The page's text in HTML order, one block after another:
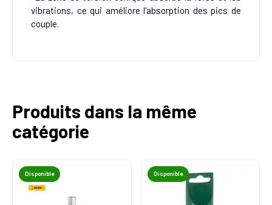
vibrations, ce qui améliore l’absorption des pics de
couple.
Produits dans la même
catégorie
Disponible Disponible